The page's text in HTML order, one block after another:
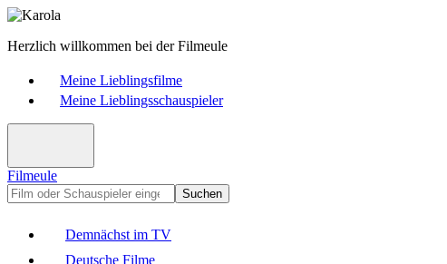
Herzlich willkommen bei der Filmeule
Meine Lieblingsfilme
Meine Lieblingsschauspieler
Filmeule
Suchen
Demnächst im TV
Deutsche Filme